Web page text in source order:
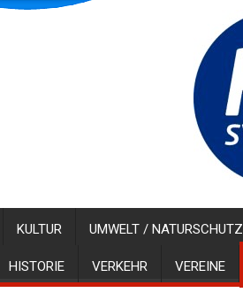
KULTUR UMWELT / NATURSCHUTZ
HISTORIE VERKEHR VEREINE